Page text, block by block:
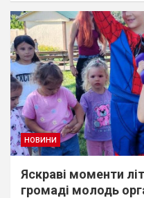
НОВИНИ
Яскраві моменти
громаді молодь